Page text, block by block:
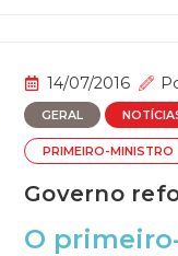
14/07/2016
GERAL
PRIMEIRO-MINISTRO
Governo
O